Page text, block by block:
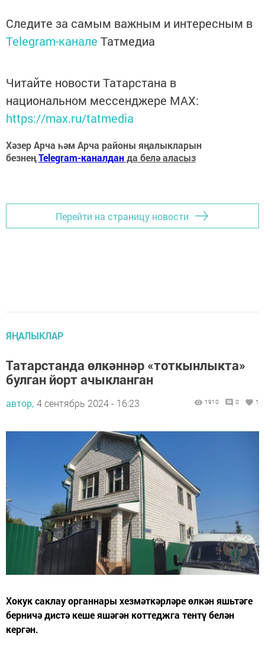
Следите за самым важным и интересным в
Telegram-канале Татмедиа
Читайте новости Татарстана в
национальном мессенджере MАХ:
https://max.ru/tatmedia
Хәзер Арча һәм Арча районы яңалыкларын
безнеңTelegram-каналданда белә аласыз
Перейти на страницу новости
ЯҢАЛЫКЛАР
Татарстанда өлкәннәр «тоткынлыкта»
булган йорт ачыкланган
автор, 4 сентябрь 2024 - 16:23 1910 0 1
Хокук саклау органнары хезмәткәрләре өлкән яшьтәге
берничә дистә кеше яшәгән коттеджга тентү белән
кергән.